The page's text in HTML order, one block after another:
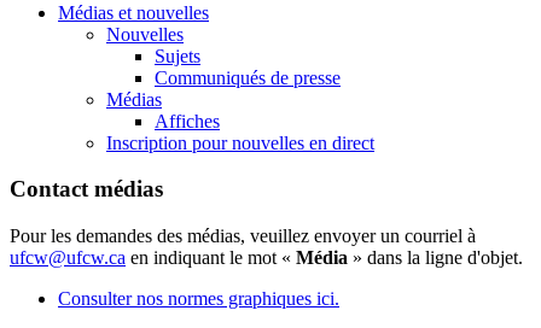
Médias et nouvelles
Nouvelles
Sujets
Communiqués de presse
Médias
Affiches
Inscription pour nouvelles en direct
Contact médias
Pour les demandes des médias, veuillez envoyer un courriel à
ufcw@ufcw.ca en indiquant le mot « Média » dans la ligne d'objet.
Consulter nos normes graphiques ici.